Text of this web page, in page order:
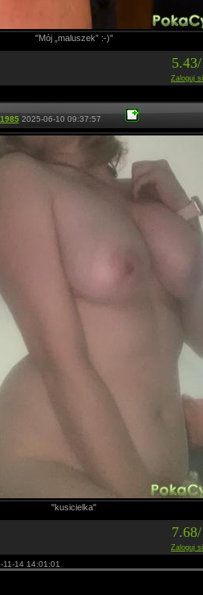
"Mój „maluszek” :-)"
Zaloguj
2025-06-10 09:37:57
"kusicielka"
Zaloguj
11-14 14:01:01